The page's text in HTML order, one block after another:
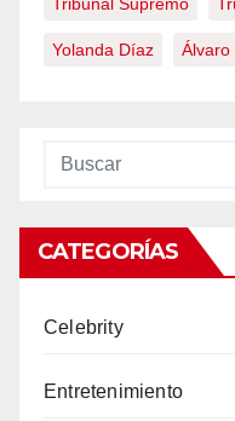
Yolanda Díaz Álvaro
CATEGORÍAS
Celebrity
Entretenimiento